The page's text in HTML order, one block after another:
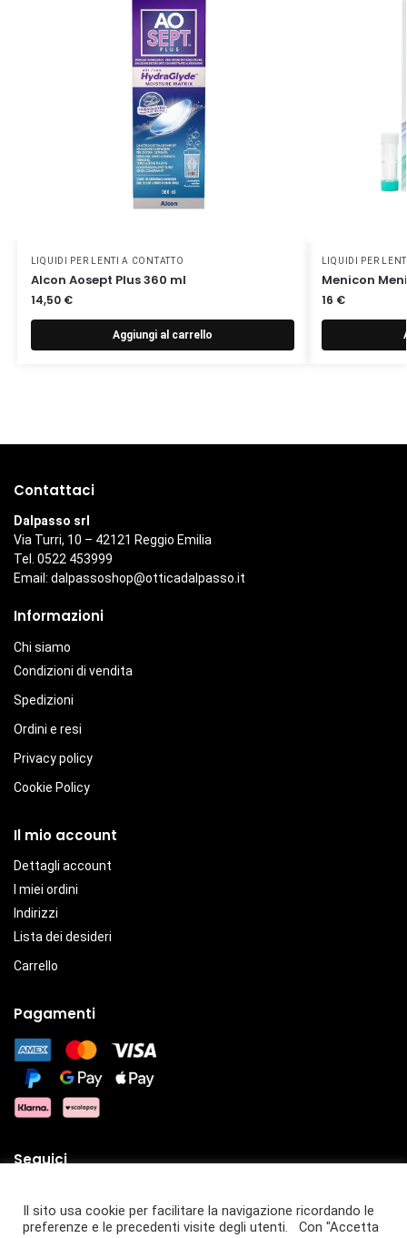
LIQUIDI PER LENTI A CONTATTO
Alcon Aosept Plus 360 ml
14,50 €
Aggiungi al carrello
LIQUIDI PER
Menicon
16 €
Contattaci
Dalpasso srl
Via Turri, 10 – 42121 Reggio Emilia
Tel. 0522 453999
Email: dalpassoshop@otticadalpasso.it
Informazioni
Chi siamo
Condizioni di vendita
Spedizioni
Ordini e resi
Privacy policy
Cookie Policy
Il mio account
Dettagli account
I miei ordini
Indirizzi
Lista dei desideri
Carrello
Pagamenti
Seguici
Il sito usa cookie per facilitare la navigazione ricordando le
preferenze e le precedenti visite degli utenti. Con "Accetta